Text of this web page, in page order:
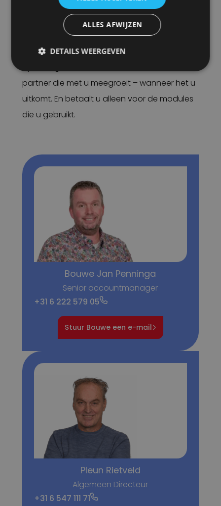
Met ruim 25 jaar ervaring met
fleetmanagement weten we bij Rietveld wat
een transportonderneming nodig heeft.
Daarom werken we met modulaire
partner die met u meegroeit – wanneer het u
uitkomt. En betaalt u alleen voor de modules
die u gebruikt.
Bouwe Jan Penninga
Senior accountmanager
+31 6 222 579 05
Stuur Bouwe een e-mail
Pleun Rietveld
Algemeen Directeur
+31 6 547 111 71
ALLES AFWIJZEN
DETAILS WEERGEVEN